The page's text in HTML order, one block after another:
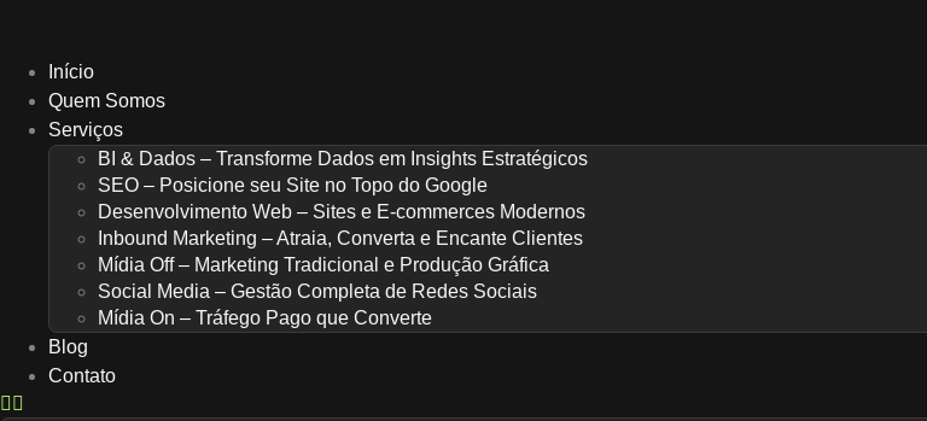
conteúdo
Início
Quem Somos
Serviços
BI & Dados – Transforme Dados em Insights Estratégicos
SEO – Posicione seu Site no Topo do Google
Desenvolvimento Web – Sites e E-commerces Modernos
Inbound Marketing – Atraia, Converta e Encante Clientes
Mídia Off – Marketing Tradicional e Produção Gráfica
Social Media – Gestão Completa de Redes Sociais
Mídia On – Tráfego Pago que Converte
Blog
Contato